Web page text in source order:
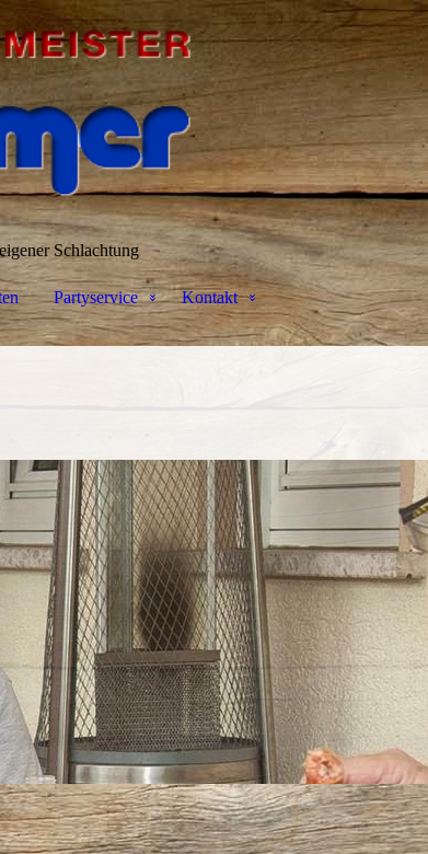
Schlachtung
Partyservice Kontakt